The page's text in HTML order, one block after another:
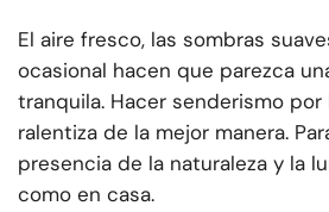
El aire fresco, las sombras
ocasional hacen que parezca
tranquila. Hacer senderismo
ralentiza de la mejor manera.
presencia de la naturaleza y la
como en casa.